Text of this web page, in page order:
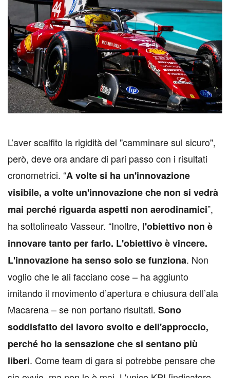
L’aver scalfito la rigidità del "camminare sul sicuro",
però, deve ora andare di pari passo con i risultati
cronometrici. “A volte si ha un'innovazione
visibile, a volte un'innovazione che non si vedrà
mai perché riguarda aspetti non aerodinamici”,
ha sottolineato Vasseur. “Inoltre, l'obiettivo non è
innovare tanto per farlo. L'obiettivo è vincere.
L'innovazione ha senso solo se funziona. Non
voglio che le ali facciano cose – ha aggiunto
imitando il movimento d’apertura e chiusura dell’ala
Macarena – se non portano risultati. Sono
soddisfatto del lavoro svolto e dell'approccio,
perché ho la sensazione che si sentano più
liberi. Come team di gara si potrebbe pensare che